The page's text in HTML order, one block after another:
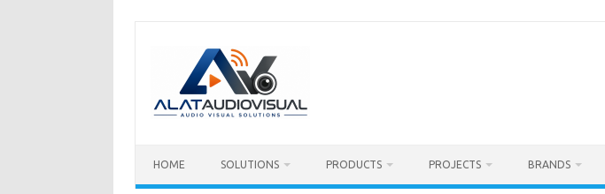
HOME SOLUTIONS PRODUCTS PROJECTS BRANDS